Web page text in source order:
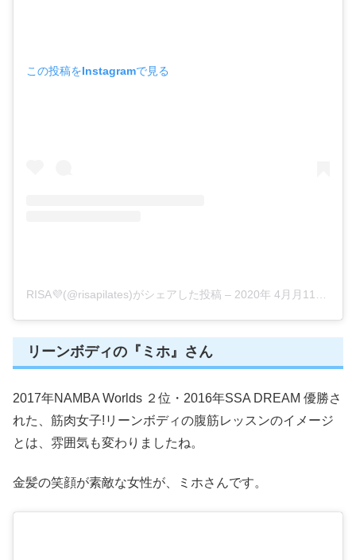
この投稿をInstagramで見る
RISA💜(@risapilates)がシェアした投稿 – 2020年 4月月11日午前7時34分PDT
リーンボディの『ミホ』さん
2017年NAMBA Worlds ２位・2016年SSA DREAM 優勝さ
れた、筋肉女子!リーンボディの腹筋レッスンのイメージ
とは、雰囲気も変わりましたね。
金髪の笑顔が素敵な女性が、ミホさんです。